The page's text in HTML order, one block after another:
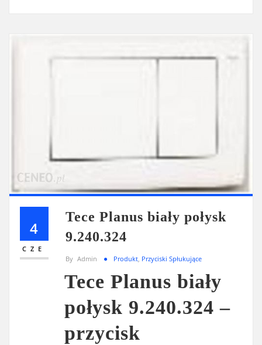
4
CZE
Tece Planus biały połysk
9.240.324
By Admin Produkt Przyciski Spłukujące
Tece Planus biały
połysk 9.240.324 –
przycisk